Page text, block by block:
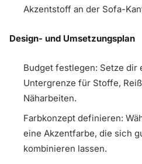
Akzentstoff an der Sofa-
Design- und Umsetzungsplan
Budget festlegen: Setze dir
Untergrenze für Stoffe,
Näharbeiten.
Farbkonzept definieren:
eine Akzentfarbe, die sich
kombinieren lassen.